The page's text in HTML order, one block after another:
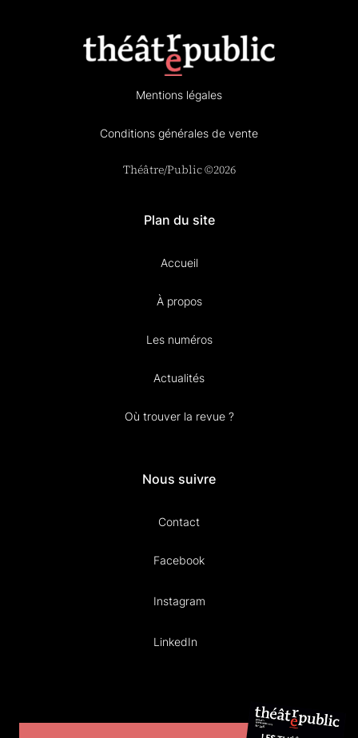
Mentions légales
Conditions générales de vente
Théâtre/Public ©2026
Plan du site
Accueil
À propos
Les numéros
Actualités
Où trouver la revue ?
Nous suivre
Contact
Facebook
Instagram
LinkedIn